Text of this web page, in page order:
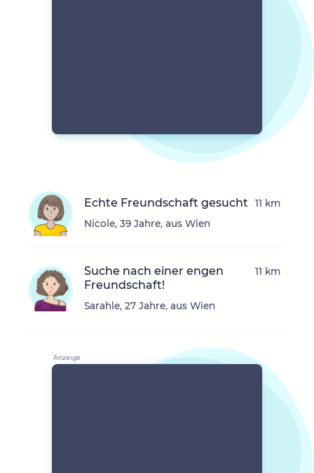
Echte Freundschaft gesucht
Nicole, 39 Jahre, aus Wien
11 km
Suche nach einer engen
Freundschaft!
Sarahle, 27 Jahre, aus Wien
11 km